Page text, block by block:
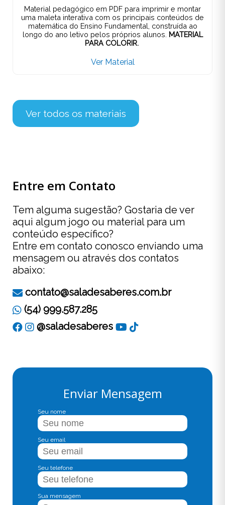
Material pedagógico em PDF para imprimir e montar
uma maleta interativa com os principais conteúdos de
matemática do Ensino Fundamental, construída ao
longo do ano letivo pelos próprios alunos. MATERIAL
PARA COLORIR.
Ver Material
Ver todos os materiais
Enviar Mensagem
Seu nome
Seu email
Seu telefone
Sua mensagem
Entre em Contato
Tem alguma sugestão? Gostaria de ver
aqui algum jogo ou material para um
conteúdo específico?
Entre em contato conosco enviando uma
mensagem ou através dos contatos
abaixo:
contato@saladesaberes.com.br
(54) 999.587.285
@saladesaberes